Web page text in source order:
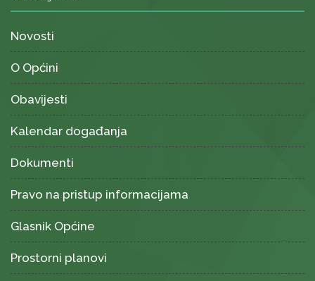
Novosti
O Općini
Obavijesti
Kalendar događanja
Dokumenti
Pravo na pristup informacijama
Glasnik Općine
Prostorni planovi